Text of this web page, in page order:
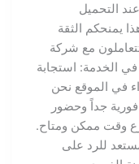
التحميل
يمنحكم الثقة
مع شركة
في الخدمة: استجابة
في الموقع نحن
جداً وحضور
وقت ممكن ومتاح.
للرد على